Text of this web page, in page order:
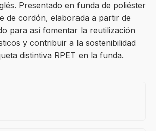
Presentado en funda de poliéster
de cordón, elaborada a partir de
para así fomentar la reutilización
y contribuir a la sostenibilidad
distintiva RPET en la funda.